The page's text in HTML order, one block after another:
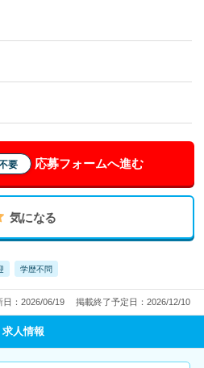
要 応募フォームへ進む
気になる
学歴不問
日：2026/06/19 掲載終了予定日：2026/12/10
求人情報